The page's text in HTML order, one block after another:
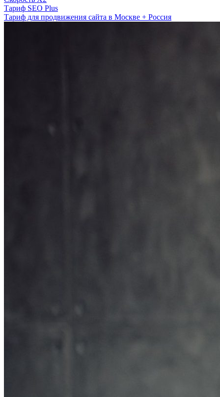
Тариф SEO Plus
Тариф для продвижения сайта в Москве + Россия